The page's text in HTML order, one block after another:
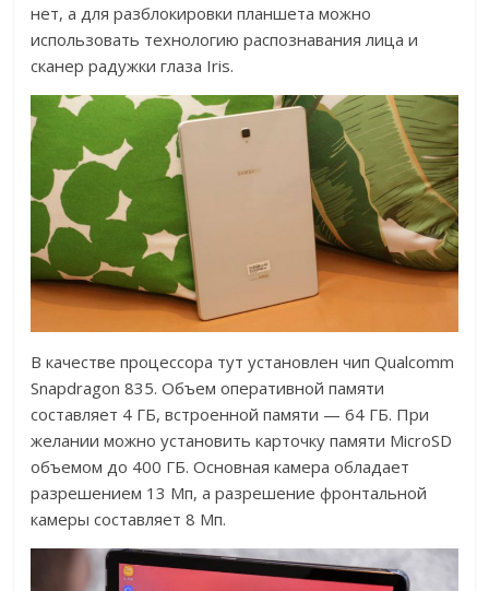
нет, а для разблокировки планшета можно
использовать технологию распознавания лица и
сканер радужки глаза Iris.
В качестве процессора тут установлен чип Qualcomm
Snapdragon 835. Объем оперативной памяти
составляет 4 ГБ, встроенной памяти — 64 ГБ. При
желании можно установить карточку памяти MicroSD
объемом до 400 ГБ. Основная камера обладает
разрешением 13 Мп, а разрешение фронтальной
камеры составляет 8 Мп.